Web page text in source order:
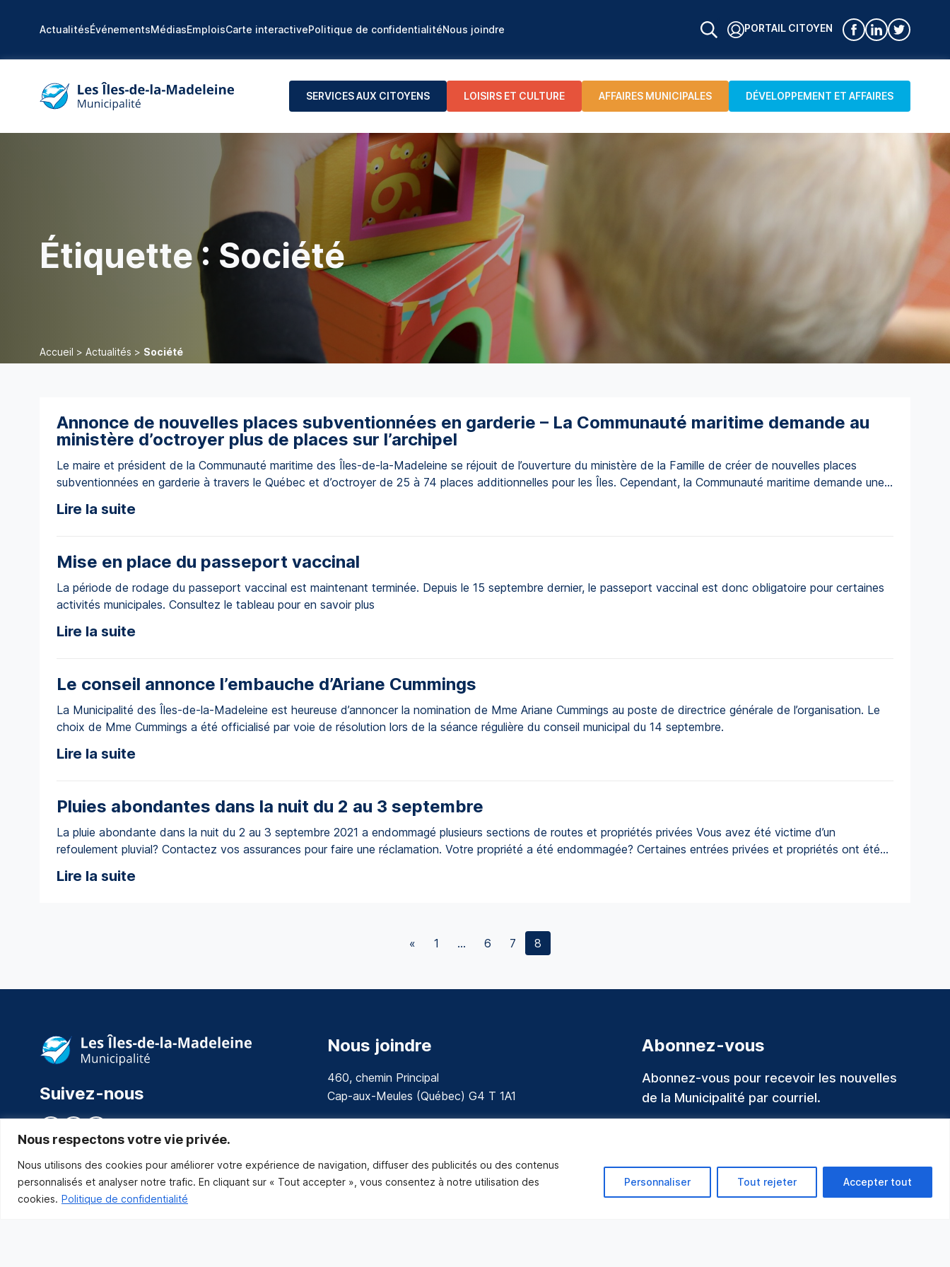
Nous respectons votre vie privée.
Nous utilisons des cookies pour améliorer votre expérience de navigation, diffuser des publicités ou des contenus
personnalisés et analyser notre trafic. En cliquant sur « Tout accepter », vous consentez à notre utilisation des
cookies. Politique de confidentialité
Personnaliser Tout rejeter Accepter tout
ActualitésÉvénementsMédiasEmploisCarte interactivePolitique de confidentialitéNous joindre PORTAIL CITOYEN
SERVICES AUX CITOYENS LOISIRS ET CULTURE AFFAIRES MUNICIPALES DÉVELOPPEMENT ET AFFAIRES
Étiquette : Société
Accueil > Actualités > Société
Annonce de nouvelles places subventionnées en garderie – La Communauté maritime demande au
ministère d’octroyer plus de places sur l’archipel
Le maire et président de la Communauté maritime des Îles-de-la-Madeleine se réjouit de l’ouverture du ministère de la Famille de créer de nouvelles places
subventionnées en garderie à travers le Québec et d’octroyer de 25 à 74 places additionnelles pour les Îles. Cependant, la Communauté maritime demande une
Lire la suite
Mise en place du passeport vaccinal
La période de rodage du passeport vaccinal est maintenant terminée. Depuis le 15 septembre dernier, le passeport vaccinal est donc obligatoire pour certaines
activités municipales. Consultez le tableau pour en savoir plus
Lire la suite
Le conseil annonce l’embauche d’Ariane Cummings
La Municipalité des Îles-de-la-Madeleine est heureuse d’annoncer la nomination de Mme Ariane Cummings au poste de directrice générale de l’organisation. Le
choix de Mme Cummings a été officialisé par voie de résolution lors de la séance régulière du conseil municipal du 14 septembre.
Lire la suite
Pluies abondantes dans la nuit du 2 au 3 septembre
La pluie abondante dans la nuit du 2 au 3 septembre 2021 a endommagé plusieurs sections de routes et propriétés privées Vous avez été victime d’un
refoulement pluvial? Contactez vos assurances pour faire une réclamation. Votre propriété a été endommagée? Certaines entrées privées et propriétés ont été
Lire la suite
« 1 … 6 7 8
Suivez-nous
Nous joindre
460, chemin Principal
Cap-aux-Meules (Québec) G4 T 1A1
Composez le 1 en tout temps pour toutes urgences.
Abonnez-vous
Abonnez-vous pour recevoir les nouvelles
de la Municipalité par courriel.